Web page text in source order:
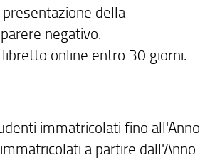
della
negativo.
online entro 30 giorni.
immatricolati fino all'Anno
a partire dall'Anno